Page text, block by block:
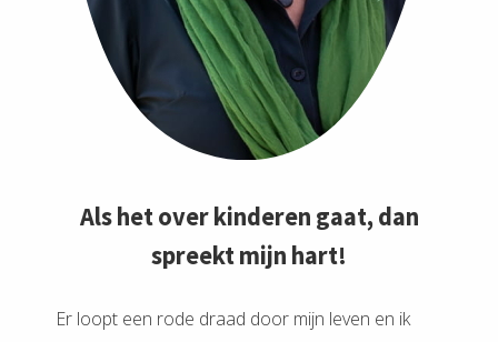
Als het over kinderen gaat, dan
spreekt mijn hart!
Er loopt een rode draad door mijn leven en ik